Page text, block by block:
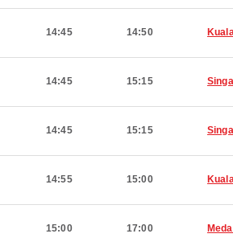
14:45 14:50
14:45 15:15
14:45 15:15
14:55 15:00
15:00 17:00